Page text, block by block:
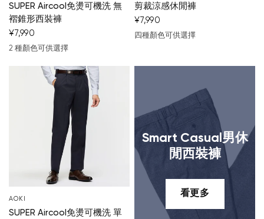
SUPER Aircool免燙可機洗 無
褶錐形西裝褲
¥7,990
深藍濃灰
2 種顏色可供選擇
剪裁涼感休閒褲
¥7,990
深藍米色淺藍淺灰色
四種顏色可供選擇
AOKI
SUPER Aircool免燙可機洗 單
Smart Casual男休
閒西裝褲
看更多